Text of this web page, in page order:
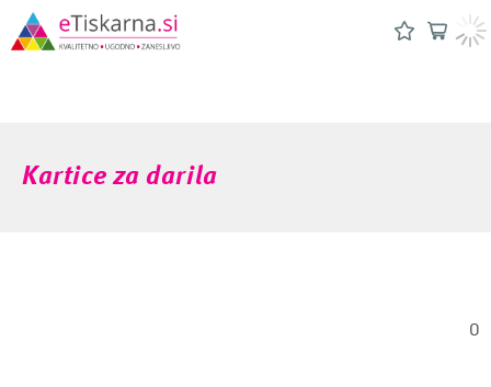
Kartice za darila
0